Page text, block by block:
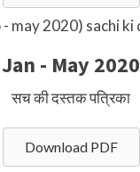
Jan - May 2020
सच की दस्तक पत्रिका
Download PDF